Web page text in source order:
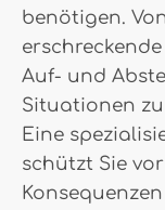
benötigen.
Auf- und
Situationen
Eine
schützt Sie